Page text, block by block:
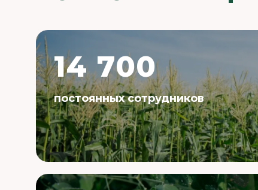
14 700
постоянных сотрудников